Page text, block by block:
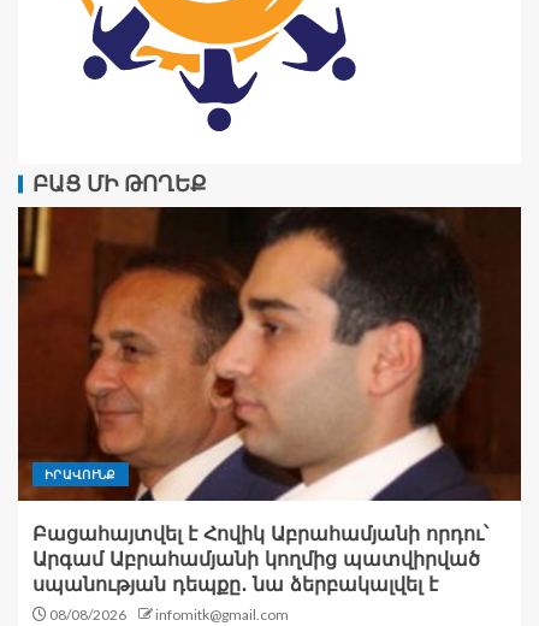
ԲԱՑ ՄԻ ԹՈՂԵՔ
ԻՐԱՎՈՒՆՔ
Բացահայտվել է Հովիկ Աբրահամյանի որդու՝
Արգամ Աբրահամյանի կողմից պատվիրված
սպանության դեպքը․ նա ձերբակալվել է
08/08/2026 infomitk@gmail.com